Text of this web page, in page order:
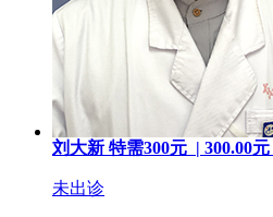
刘大新 特需300元 | 300.00元
未出诊